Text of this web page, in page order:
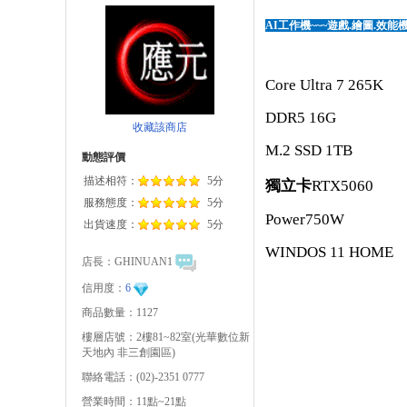
收藏該商店
動態評價
描述相符：
5分
服務態度：
5分
出貨速度：
5分
店長： GHINUAN1
信用度： 6
商品數量：1127
樓層店號：2樓81~82室(光華數位新
天地內 非三創園區)
聯絡電話：(02)-2351 0777
營業時間：11點~21點
AI工作機~~~遊戲.繪圖.效能
Core Ultra 7 265K
DDR5 16G
M.2 SSD 1TB
獨立卡RTX5060
Power750W
WINDOS 11 HOME